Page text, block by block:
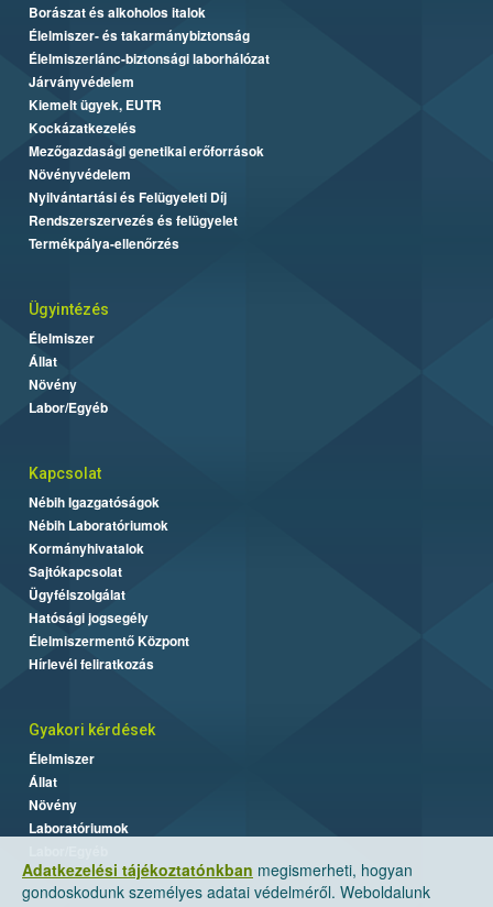
Adatkezelési tájékoztatónkban megismerheti, hogyan
gondoskodunk személyes adatai védelméről. Weboldalunk
Borászat és alkoholos italok
Élelmiszer- és takarmánybiztonság
Élelmiszerlánc-biztonsági laborhálózat
Járványvédelem
Kiemelt ügyek, EUTR
Kockázatkezelés
Mezőgazdasági genetikai erőforrások
Növényvédelem
Nyilvántartási és Felügyeleti Díj
Rendszerszervezés és felügyelet
Termékpálya-ellenőrzés
Ügyintézés
Élelmiszer
Állat
Növény
Labor/Egyéb
Kapcsolat
Nébih Igazgatóságok
Nébih Laboratóriumok
Kormányhivatalok
Sajtókapcsolat
Ügyfélszolgálat
Hatósági jogsegély
Élelmiszermentő Központ
Hírlevél feliratkozás
Gyakori kérdések
Élelmiszer
Állat
Növény
Laboratóriumok